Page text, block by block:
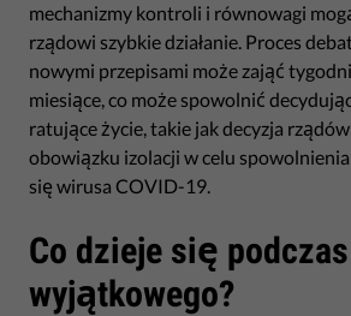
mechanizmy kontroli i równowagi
rządowi szybkie działanie. Proces
nowymi przepisami może zająć
miesiące, co może spowolnić
ratujące życie, takie jak decyzja
obowiązku izolacji w celu
się wirusa COVID-19.
Co dzieje się
wyjątkowego?